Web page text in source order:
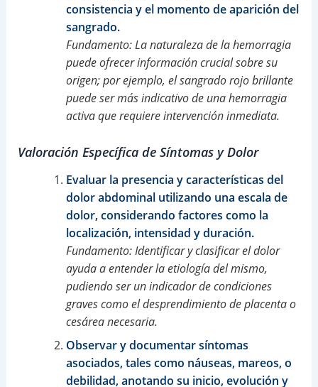
consistencia y el momento de aparición del
sangrado.
Fundamento: La naturaleza de la hemorragia
puede ofrecer información crucial sobre su
origen; por ejemplo, el sangrado rojo brillante
puede ser más indicativo de una hemorragia
activa que requiere intervención inmediata.
Valoración Específica de Síntomas y Dolor
Evaluar la presencia y características del
dolor abdominal utilizando una escala de
dolor, considerando factores como la
localización, intensidad y duración.
Fundamento: Identificar y clasificar el dolor
ayuda a entender la etiología del mismo,
pudiendo ser un indicador de condiciones
graves como el desprendimiento de placenta o
cesárea necesaria.
Observar y documentar síntomas
asociados, tales como náuseas, mareos, o
debilidad, anotando su inicio, evolución y